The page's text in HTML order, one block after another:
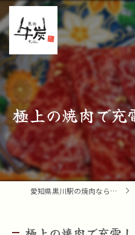
極上の焼肉で充
愛知県黒川駅の焼肉なら焼肉 牛炭